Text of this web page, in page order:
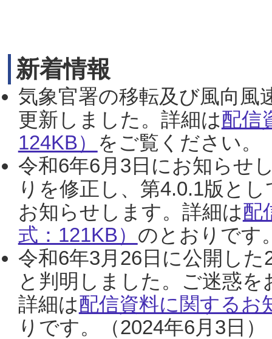
新着情報
気象官署の移転及び風向風
更新しました。詳細は配信
124KB） をご覧ください。
令和6年6月3日にお知らせ
りを修正し、第4.0.1版と
お知らせします。詳細は配
式：121KB） のとおりです
令和6年3月26日に公開し
と判明しました。ご迷惑
詳細は配信資料に関するお
りです。（2024年6月3日）